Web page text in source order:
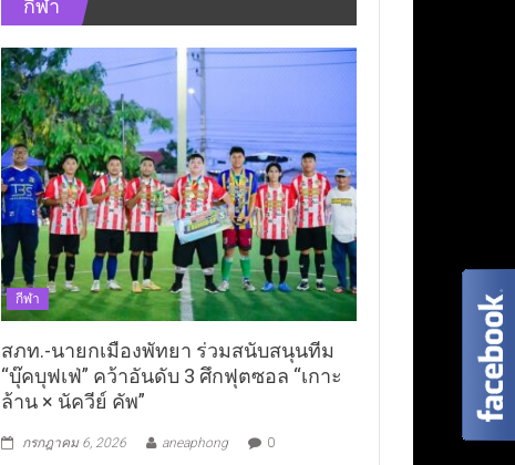
กีฬา
กีฬา
สภท.-นายกเมืองพัทยา ร่วมสนับสนุนทีม
“บุ๊คบุฟเฟ่” คว้าอันดับ 3 ศึกฟุตซอล “เกาะ
ล้าน × นัควีย์ คัพ”
กรกฎาคม 6, 2026 aneaphong 0